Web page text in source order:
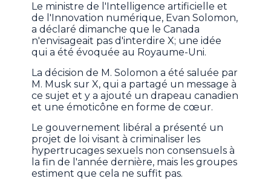
Le ministre de l'Intelligence artificielle et
de l'Innovation numérique, Evan Solomon,
a déclaré dimanche que le Canada
n'envisageait pas d'interdire X; une idée
qui a été évoquée au Royaume-Uni.
La décision de M. Solomon a été saluée par
M. Musk sur X, qui a partagé un message à
ce sujet et y a ajouté un drapeau canadien
et une émoticône en forme de cœur.
Le gouvernement libéral a présenté un
projet de loi visant à criminaliser les
hypertrucages sexuels non consensuels à
la fin de l'année dernière, mais les groupes
estiment que cela ne suffit pas.